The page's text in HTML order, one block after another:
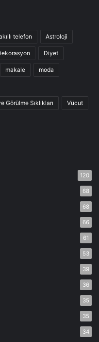
telefon Astroloji
Diyet
makale moda
Görülme Sıklıkları Vücut
120
68
68
66
61
53
39
36
35
35
34